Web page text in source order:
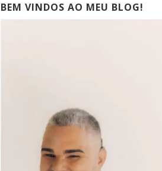
BEM VINDOS AO MEU BLOG!